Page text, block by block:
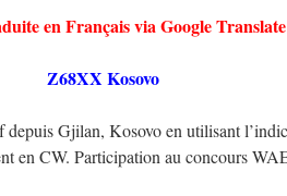
en Français via Google Translate
Z68XX Kosovo
depuis Gjilan, Kosovo en utilisant
en CW. Participation au concours